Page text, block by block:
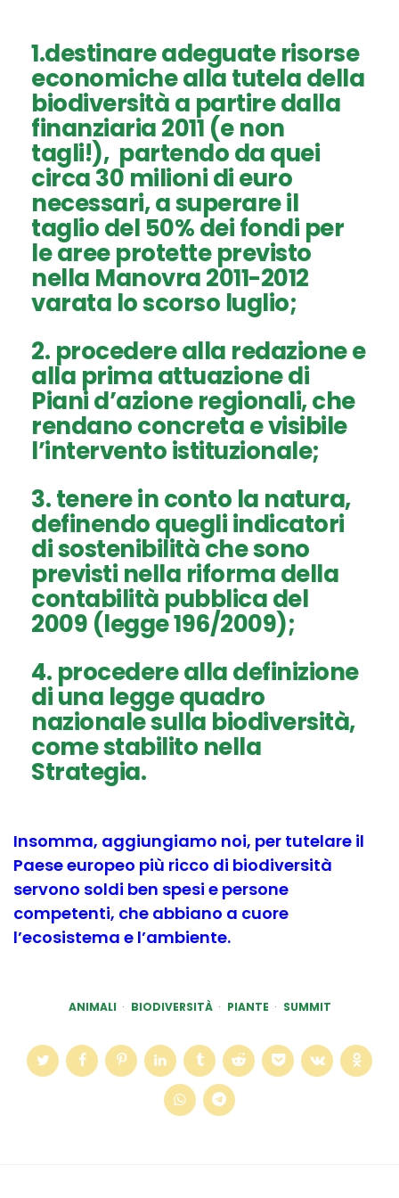
1.destinareadeguate risorse
economichealla tutela della
biodiversità a partire dalla
finanziaria 2011 (e non
tagli!), partendo da quei
circa 30 milioni di euro
necessari, a superare il
taglio del 50% dei fondi per
le aree protette previsto
nella Manovra 2011-2012
varata lo scorso luglio;
2. procedere alla redazione e
alla prima attuazione di
Piani d’azione regionali, che
rendano concreta e visibile
l’intervento istituzionale;
3. tenere in conto la natura,
definendo quegliindicatori
di sostenibilitàche sono
previsti nella riforma della
contabilità pubblica del
2009 (legge 196/2009);
4. procedere alla definizione
di una legge quadro
nazionale sulla biodiversità,
come stabilito nella
Strategia.
Insomma, aggiungiamo noi, per tutelare il
Paese europeo più ricco di biodiversità
servono soldi ben spesi e persone
competenti, che abbiano a cuore
l’ecosistema e l’ambiente.
ANIMALI BIODIVERSITÀ PIANTE SUMMIT